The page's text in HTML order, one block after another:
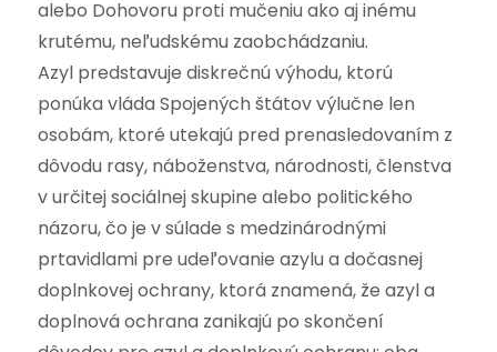
alebo Dohovoru proti mučeniu ako aj inému
krutému, neľudskému zaobchádzaniu.
Azyl predstavuje diskrečnú výhodu, ktorú
ponúka vláda Spojených štátov výlučne len
osobám, ktoré utekajú pred prenasledovaním z
dôvodu rasy, náboženstva, národnosti, členstva
v určitej sociálnej skupine alebo politického
názoru, čo je v súlade s medzinárodnými
prtavidlami pre udeľovanie azylu a dočasnej
doplnkovej ochrany, ktorá znamená, že azyl a
doplnová ochrana zanikajú po skončení